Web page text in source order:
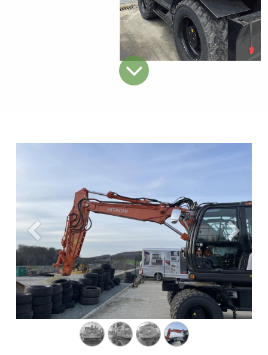
Précedent Suivant